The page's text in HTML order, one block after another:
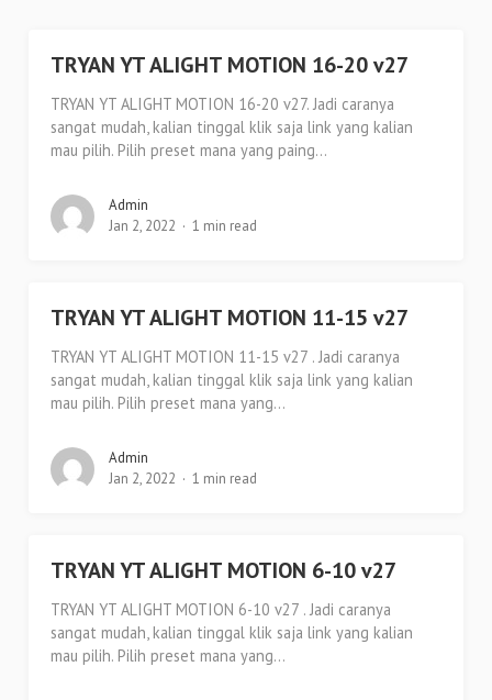
TRYAN YT ALIGHT MOTION 16-20 v27
TRYAN YT ALIGHT MOTION 16-20 v27. Jadi caranya
sangat mudah, kalian tinggal klik saja link yang kalian
mau pilih. Pilih preset mana yang paing...
Admin
Jan 2, 2022
1 min read
TRYAN YT ALIGHT MOTION 11-15 v27
TRYAN YT ALIGHT MOTION 11-15 v27 . Jadi caranya
sangat mudah, kalian tinggal klik saja link yang kalian
mau pilih. Pilih preset mana yang...
Admin
Jan 2, 2022
1 min read
TRYAN YT ALIGHT MOTION 6-10 v27
TRYAN YT ALIGHT MOTION 6-10 v27 . Jadi caranya
sangat mudah, kalian tinggal klik saja link yang kalian
mau pilih. Pilih preset mana yang...